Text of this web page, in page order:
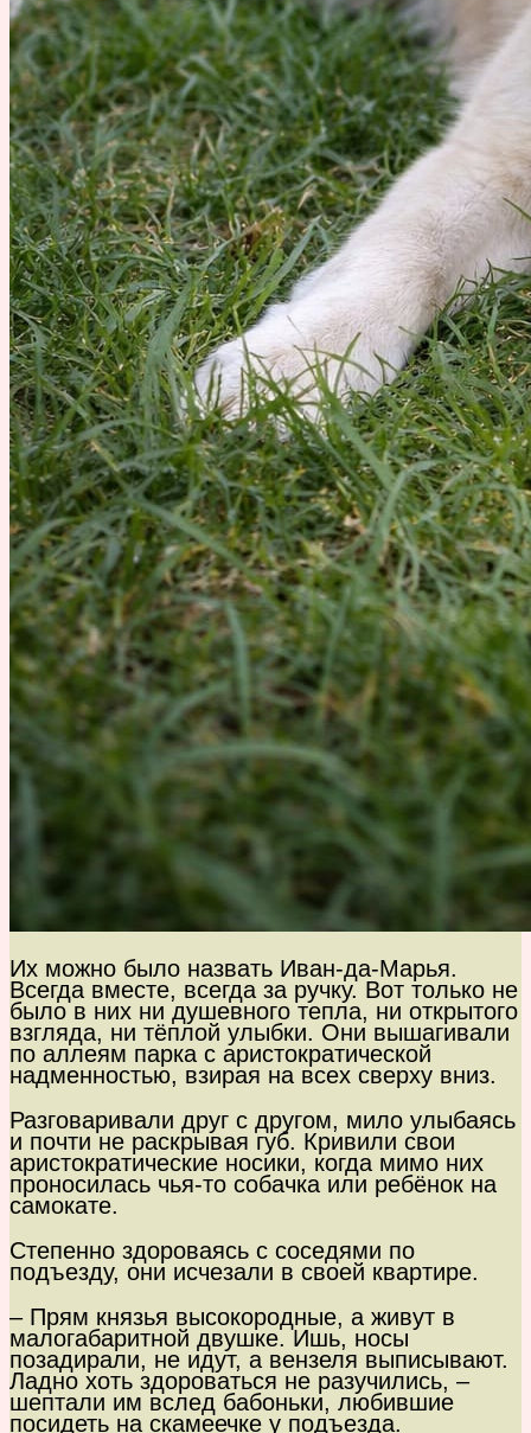
Их можно было назвать Иван-да-Марья.
Всегда вместе, всегда за ручку. Вот только не
было в них ни душевного тепла, ни открытого
взгляда, ни тёплой улыбки. Они вышагивали
по аллеям парка с аристократической
надменностью, взирая на всех сверху вниз.
Разговаривали друг с другом, мило улыбаясь
и почти не раскрывая губ. Кривили свои
аристократические носики, когда мимо них
проносилась чья-то собачка или ребёнок на
самокате.
Степенно здороваясь с соседями по
подъезду, они исчезали в своей квартире.
– Прям князья высокородные, а живут в
малогабаритной двушке. Ишь, носы
позадирали, не идут, а вензеля выписывают.
Ладно хоть здороваться не разучились, –
шептали им вслед бабоньки, любившие
посидеть на скамеечке у подъезда.